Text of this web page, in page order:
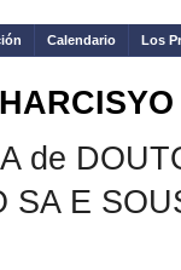
Calendario Los
de
SA E